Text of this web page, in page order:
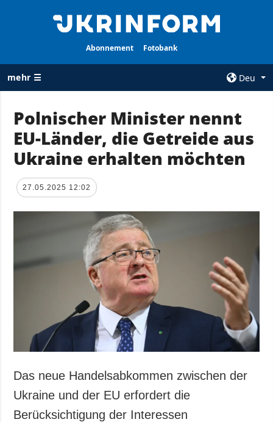
Abonnement Fotobank
mehr ☰
Deu
ALLE
RUBRIKEN
Krieg
Wiederaufbau
Militär
Gesellschaft und
Kriminalität
Notstand und
AGENTUR
Über uns
Politik zur
personenbezogener
ZUSÄTZLICH
Veröffentlichungen
LEISTUNGEN
Abonnement
Polnischer Minister nennt
EU-Länder, die Getreide aus
Ukraine erhalten möchten
27.05.2025 12:02
Das neue Handelsabkommen zwischen der
Ukraine und der EU erfordert die
Berücksichtigung der Interessen